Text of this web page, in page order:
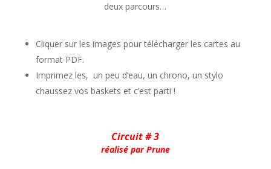
deux parcours…
Cliquer sur les images pour télécharger les cartes au
format PDF.
Imprimez les, un peu d’eau, un chrono, un stylo
chaussez vos baskets et c’est parti !
Circuit # 3
réalisé par Prune